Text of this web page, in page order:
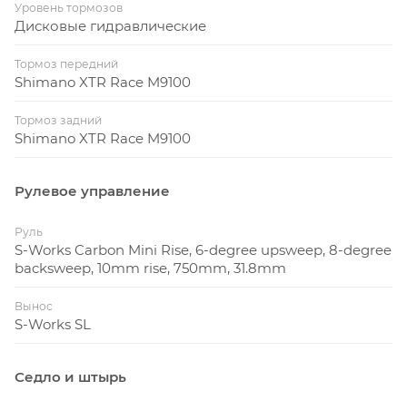
Уровень тормозов
Дисковые гидравлические
Тормоз передний
Shimano XTR Race M9100
Тормоз задний
Shimano XTR Race M9100
Рулевое управление
Руль
S-Works Carbon Mini Rise, 6-degree upsweep, 8-degree
backsweep, 10mm rise, 750mm, 31.8mm
Вынос
S-Works SL
Седло и штырь